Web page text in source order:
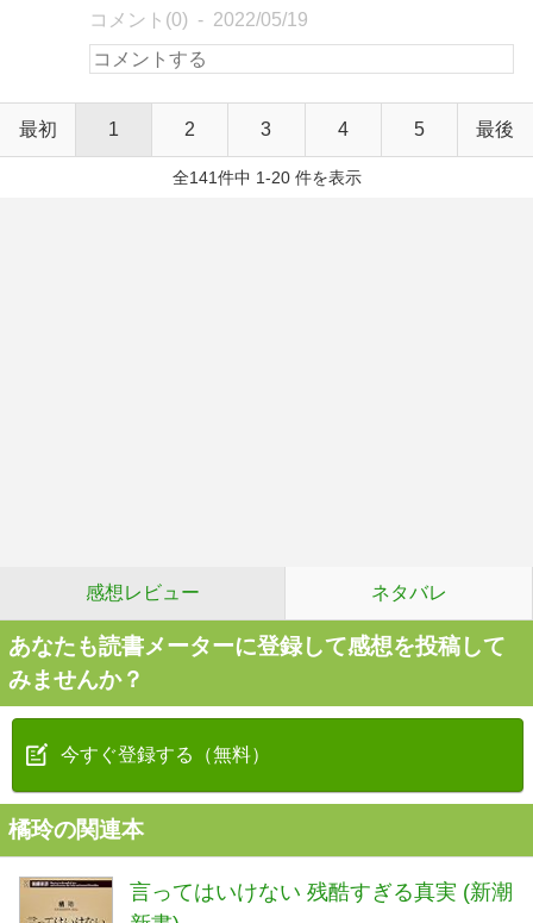
コメント(0) 2022/05/19
最初 1 2 3 4 5 最後
全141件中 1-20 件を表示
感想レビュー ネタバレ
あなたも読書メーターに登録して感想を投稿して
みませんか？
今すぐ登録する（無料）
橘玲の関連本
言ってはいけない 残酷すぎる真実 (新潮